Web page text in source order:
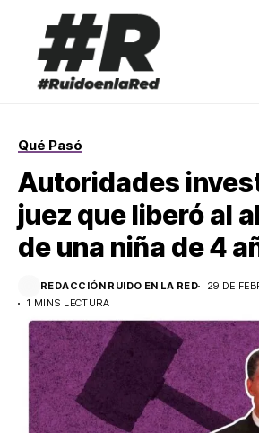
Qué Pasó
Autoridades
juez que liberó al
de una niña de 4
REDACCIÓN RUIDO EN LA RED
29 DE
1 MINS LECTURA